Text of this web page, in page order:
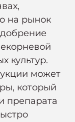
на рынок
культур.
может
который
препарата